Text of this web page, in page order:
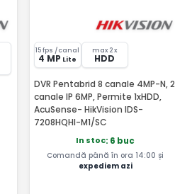
15 fps /canal
4 MP Lite
max 2 x
HDD
DVR Pentabrid 8 canale 4MP-N, 2
canale IP 6MP, Permite 1xHDD,
AcuSense- HikVision IDS-
7208HQHI-M1/SC
In stoc: 6 buc
Comandă până în ora 14:00 și
expediem azi